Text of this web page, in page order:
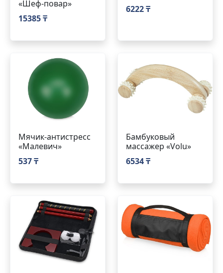
«Шеф-повар»
15385 ₸
6222 ₸
Мячик-антистресс
«Малевич»
537 ₸
Бамбуковый
массажер «Volu»
6534 ₸